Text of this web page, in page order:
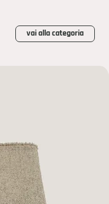
vai alla categoria